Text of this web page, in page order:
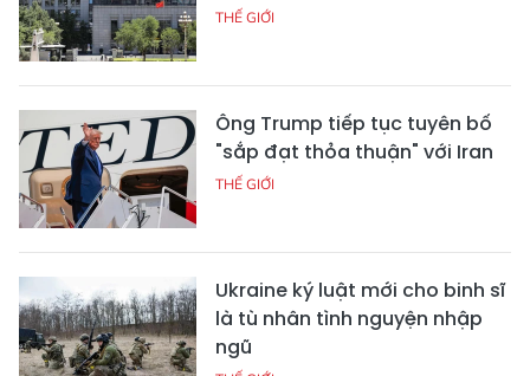
THẾ GIỚI
Ông Trump tiếp tục tuyên bố
"sắp đạt thỏa thuận" với Iran
THẾ GIỚI
Ukraine ký luật mới cho binh sĩ
là tù nhân tình nguyện nhập
ngũ